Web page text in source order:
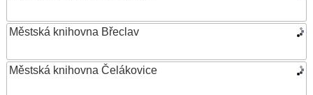
Městská knihovna Břeclav
Městská knihovna Čelákovice